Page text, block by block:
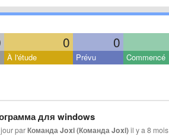
0 0
À l'étude Prévu Commencé
для windows
jour parКоманда Joxi (Команда Joxi)il y a 8 mois